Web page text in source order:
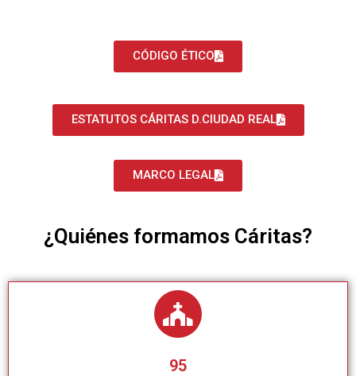
CÓDIGO ÉTICO
ESTATUTOS CÁRITAS D.CIUDAD REAL
MARCO LEGAL
¿Quiénes formamos Cáritas?
95